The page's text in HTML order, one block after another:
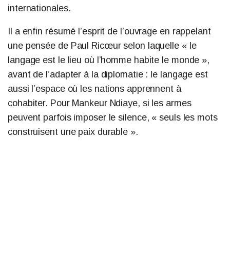
internationales.
Il a enfin résumé l’esprit de l’ouvrage en rappelant
une pensée de Paul Ricœur selon laquelle « le
langage est le lieu où l’homme habite le monde »,
avant de l’adapter à la diplomatie : le langage est
aussi l’espace où les nations apprennent à
cohabiter. Pour Mankeur Ndiaye, si les armes
peuvent parfois imposer le silence, « seuls les mots
construisent une paix durable ».